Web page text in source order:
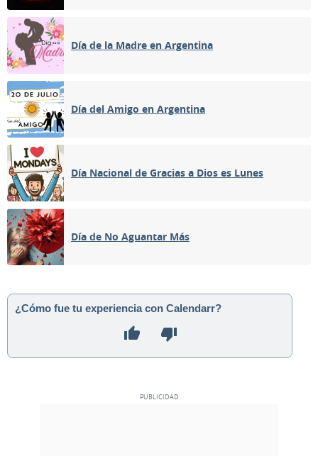
Día de la Madre en Argentina
Día del Amigo en Argentina
Día Nacional de Gracias a Dios es Lunes
Día de No Aguantar Más
¿Cómo fue tu experiencia con Calendarr?